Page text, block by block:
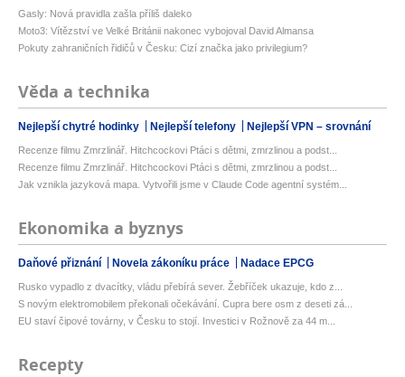
Gasly: Nová pravidla zašla příliš daleko
Moto3: Vítězství ve Velké Británii nakonec vybojoval David Almansa
Pokuty zahraničních řidičů v Česku: Cizí značka jako privilegium?
Věda a technika
Nejlepší chytré hodinky Nejlepší telefony Nejlepší VPN – srovnání
Recenze filmu Zmrzlinář. Hitchcockovi Ptáci s dětmi, zmrzlinou a podst...
Recenze filmu Zmrzlinář. Hitchcockovi Ptáci s dětmi, zmrzlinou a podst...
Jak vznikla jazyková mapa. Vytvořili jsme v Claude Code agentní systém...
Ekonomika a byznys
Daňové přiznání Novela zákoníku práce Nadace EPCG
Rusko vypadlo z dvacítky, vládu přebírá sever. Žebříček ukazuje, kdo z...
S novým elektromobilem překonali očekávání. Cupra bere osm z deseti zá...
EU staví čipové továrny, v Česku to stojí. Investici v Rožnově za 44 m...
Recepty